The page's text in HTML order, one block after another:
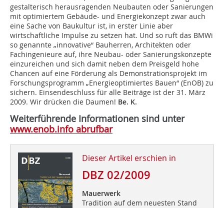
gestalterisch herausragenden Neubauten oder Sanierungen
mit optimiertem Gebäude- und Energiekon­zept zwar auch
eine Sache von Baukultur ist, in erster Linie aber
wirtschaftliche Impulse zu setzen hat. Und so ruft das BMWi
so genannte „innovative“ Bauherren, Architekten oder
Fachingenieure auf, ihre Neubau- oder Sanierungskonzepte
einzureichen und sich damit neben dem Preisgeld hohe
Chancen auf eine Förderung als Demonstrationsprojekt im
Forschungsprogramm „Energieoptimiertes Bauen“ (EnOB) zu
sichern. Einsendeschluss für alle Beiträge ist der 31. März
2009. Wir drücken die Daumen! Be. K.
Weiterführende Informationen sind unter
www.enob.info abrufbar
Dieser Artikel erschien in
DBZ 02/2009
Mauerwerk
Tradition auf dem neuesten Stand